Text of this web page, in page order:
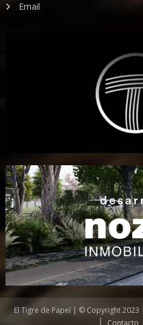
Email
El Tigre de Papel | © Copyright